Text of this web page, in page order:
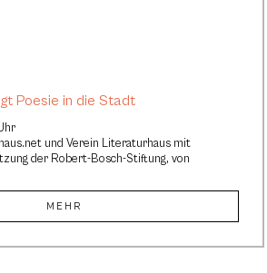
und Verein Literaturhaus mit
der Robert-Bosch-Stiftung, von
Poesie in die Stadt
MEHR